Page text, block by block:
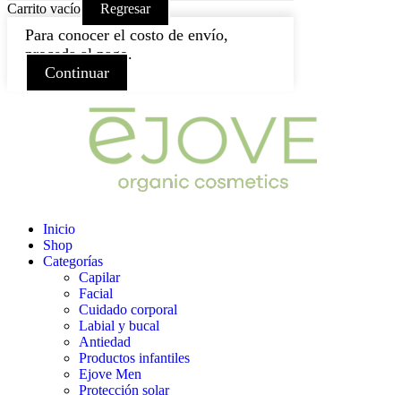
Carrito vacío Regresar
Para conocer el costo de envío,
proceda al pago.
Continuar
Inicio
Shop
Categorías
Capilar
Facial
Cuidado corporal
Labial y bucal
Antiedad
Productos infantiles
Ejove Men
Protección solar